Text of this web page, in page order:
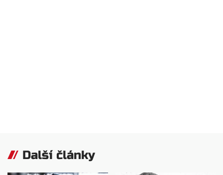
Další články